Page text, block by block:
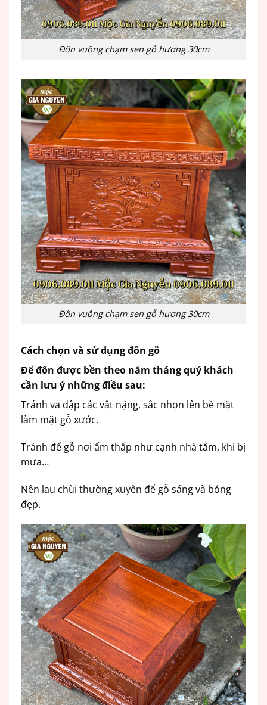
Đôn vuông chạm sen gỗ hương 30cm
Đôn vuông chạm sen gỗ hương 30cm
Cách chọn và sử dụng đôn gỗ
Để đôn được bền theo năm tháng quý khách
cần lưu ý những điều sau:
Tránh va đập các vật nặng, sắc nhọn lên bề mặt
làm mặt gỗ xước.
Tránh để gỗ nơi ẩm thấp như cạnh nhà tắm, khi bị
mưa…
Nên lau chùi thường xuyên để gỗ sáng và bóng
đẹp.